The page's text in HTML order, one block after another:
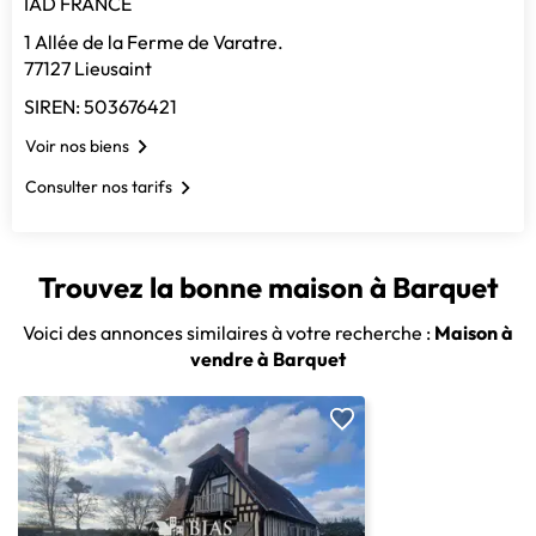
1 Allée de la Ferme de Varatre.
77127 Lieusaint
SIREN: 503676421
Voir nos biens
Consulter nos tarifs
Trouvez la bonne maison à Barquet
Voici des annonces similaires à votre recherche : Maison à
vendre à Barquet